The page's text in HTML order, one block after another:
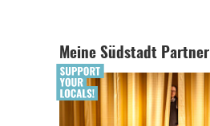
Meine Südstadt Partner